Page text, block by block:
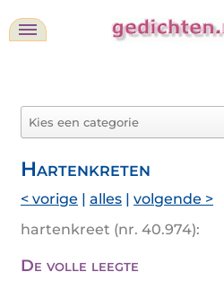
Hartenkreten
< vorige | alles | volgende >
hartenkreet (nr. 40.974):
De volle leegte